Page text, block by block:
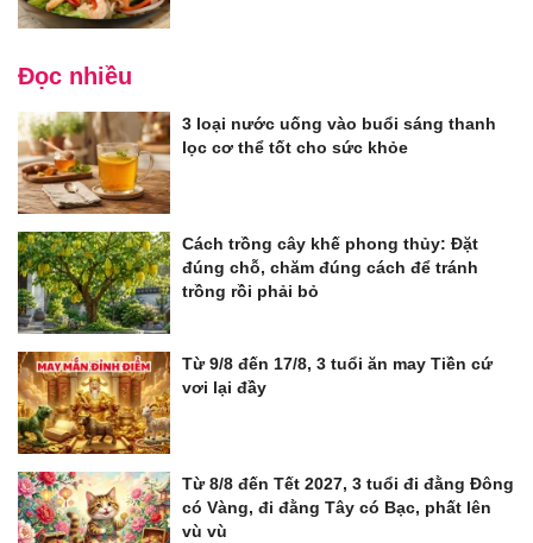
Đọc nhiều
3 loại nước uống vào buổi sáng thanh
lọc cơ thể tốt cho sức khỏe
Cách trồng cây khế phong thủy: Đặt
đúng chỗ, chăm đúng cách để tránh
trồng rồi phải bỏ
Từ 9/8 đến 17/8, 3 tuổi ăn may Tiền cứ
vơi lại đầy
Từ 8/8 đến Tết 2027, 3 tuổi đi đằng Đông
có Vàng, đi đằng Tây có Bạc, phất lên
vù vù